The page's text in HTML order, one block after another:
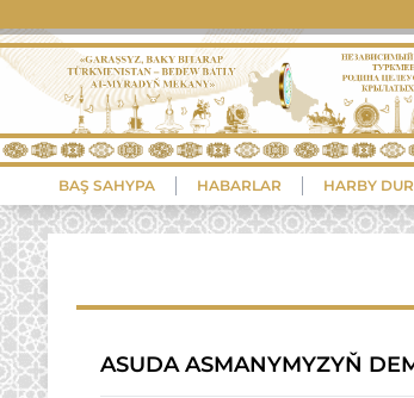
BAŞ SAHYPA HABARLAR HARBY
ASUDA ASMANYMYZYŇ